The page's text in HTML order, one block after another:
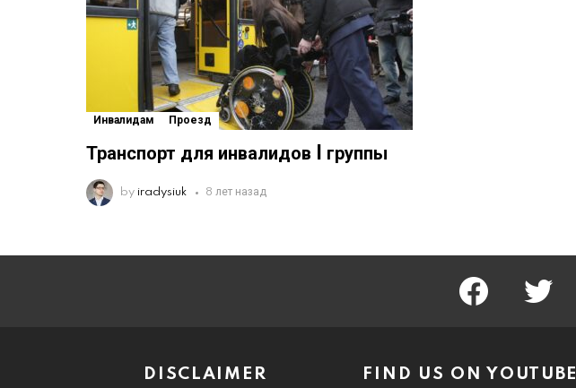
Инвалидам Проезд
Транспорт для инвалидов I группы
by iradysiuk 8 лет назад
facebook twitter
DISCLAIMER FIND US ON YOUTUBE